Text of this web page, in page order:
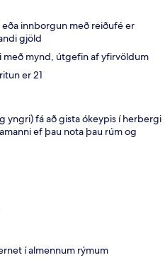
innborgun með reiðufé er
gjöld
mynd, útgefin af yfirvöldum
er 21
yngri) fá að gista ókeypis í herbergi
ef þau nota þau rúm og
í almennum rýmum